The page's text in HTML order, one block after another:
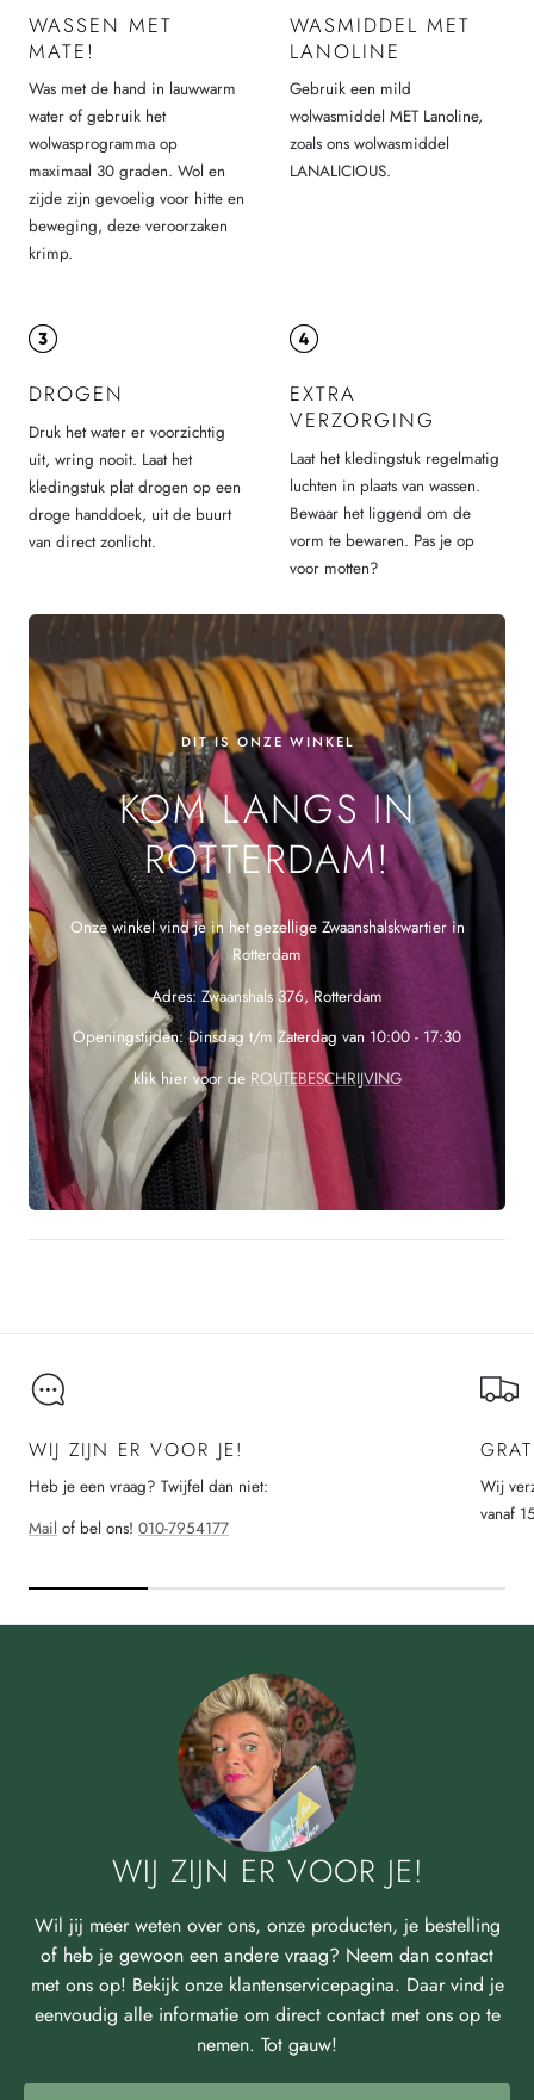
WASSEN MET
MATE!
Was met de hand in lauwwarm
water of gebruik het
wolwasprogramma op
maximaal 30 graden. Wol en
zijde zijn gevoelig voor hitte en
beweging, deze veroorzaken
krimp.
WASMIDDEL MET
LANOLINE
Gebruik een mild
wolwasmiddel MET Lanoline,
zoals ons wolwasmiddel
LANALICIOUS.
DROGEN
Druk het water er voorzichtig
uit, wring nooit. Laat het
kledingstuk plat drogen op een
droge handdoek, uit de buurt
van direct zonlicht.
EXTRA
VERZORGING
Laat het kledingstuk regelmatig
luchten in plaats van wassen.
Bewaar het liggend om de
vorm te bewaren. Pas je op
voor motten?
DIT IS ONZE WINKEL
KOM LANGS IN
ROTTERDAM!
Onze winkel vind je in het gezellige Zwaanshalskwartier in
Rotterdam
Adres: Zwaanshals 376, Rotterdam
Openingstijden: Dinsdag t/m Zaterdag van 10:00 - 17:30
klik hier voor de ROUTEBESCHRIJVING
WIJ ZIJN ER VOOR JE!
Heb je een vraag? Twijfel dan niet:
Mail of bel ons! 010-7954177
Wij
vanaf
WIJ ZIJN ER VOOR JE!
Wil jij meer weten over ons, onze producten, je bestelling
of heb je gewoon een andere vraag? Neem dan contact
met ons op! Bekijk onze klantenservicepagina. Daar vind je
eenvoudig alle informatie om direct contact met ons op te
nemen. Tot gauw!